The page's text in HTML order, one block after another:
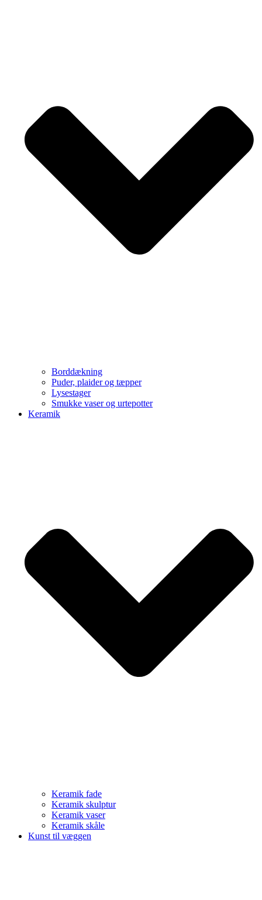
Borddækning
Puder, plaider og tæpper
Lysestager
Smukke vaser og urtepotter
Keramik
Keramik fade
Keramik skulptur
Keramik vaser
Keramik skåle
Kunst til væggen